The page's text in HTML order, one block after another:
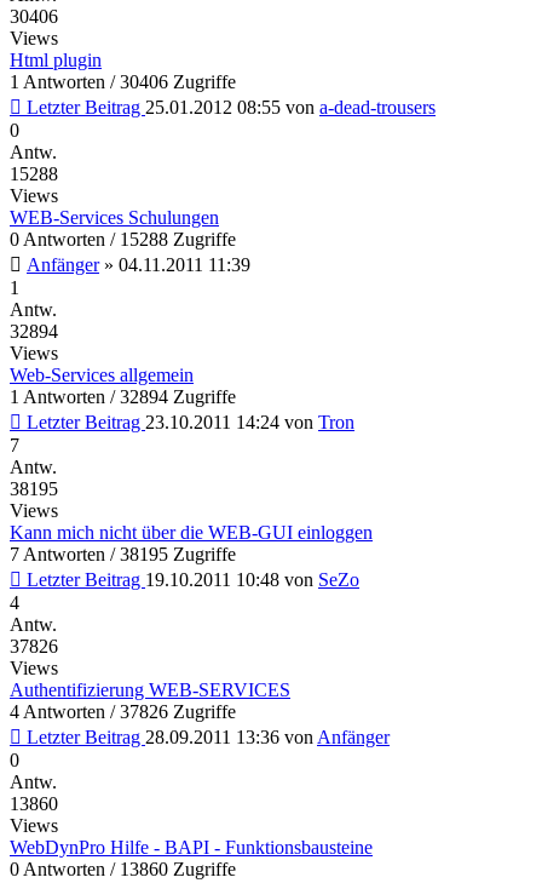
30406
Views
Html plugin
1 Antworten / 30406 Zugriffe
Letzter Beitrag 25.01.2012 08:55 von a-dead-trousers
0
Antw.
15288
Views
WEB-Services Schulungen
0 Antworten / 15288 Zugriffe
Anfänger» 04.11.2011 11:39
1
Antw.
32894
Views
Web-Services allgemein
1 Antworten / 32894 Zugriffe
Letzter Beitrag 23.10.2011 14:24 von Tron
7
Antw.
38195
Views
Kann mich nicht über die WEB-GUI einloggen
7 Antworten / 38195 Zugriffe
Letzter Beitrag 19.10.2011 10:48 von SeZo
4
Antw.
37826
Views
Authentifizierung WEB-SERVICES
4 Antworten / 37826 Zugriffe
Letzter Beitrag 28.09.2011 13:36 von Anfänger
0
Antw.
13860
Views
WebDynPro Hilfe - BAPI - Funktionsbausteine
0 Antworten / 13860 Zugriffe